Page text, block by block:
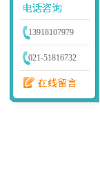
13918107979
021-51816732